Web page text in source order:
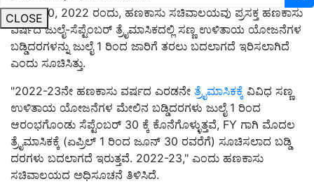
CLOSE
ಜೂನ್ 30, 2022 ರಂದು, ಹಣಕಾಸು ಸಚಿವಾಲಯವು ಪ್ರಸಕ್ತ ಹಣಕಾಸು
ವರ್ಷದ ಜುಲೈ-ಸೆಪ್ಟೆಂಬರ್ ತ್ರೈಮಾಸಿಕದಲ್ಲಿ ಸಣ್ಣ ಉಳಿತಾಯ ಯೋಜನೆಗಳ
ಬಡ್ಡಿದರಗಳನ್ನು ಜುಲೈ 1 ರಿಂದ ಜಾರಿಗೆ ತರಲು ಬದಲಾಗದೆ ಇರಿಸಲಾಗಿದೆ
ಎಂದು ಸೂಚಿಸಿತ್ತು.
"2022-23ನೇ ಹಣಕಾಸು ವರ್ಷದ ಎರಡನೇ ತ್ರೈಮಾಸಿಕಕ್ಕೆ ವಿವಿಧ ಸಣ್ಣ
ಉಳಿತಾಯ ಯೋಜನೆಗಳ ಮೇಲಿನ ಬಡ್ಡಿದರಗಳು ಜುಲೈ 1 ರಿಂದ
ಆರಂಭಗೊಂಡು ಸೆಪ್ಟೆಂಬರ್ 30 ಕ್ಕೆ ಕೊನೆಗೊಳ್ಳುತ್ತವೆ, FY ಗಾಗಿ ಮೊದಲ
ತ್ರೈಮಾಸಿಕಕ್ಕೆ (ಏಪ್ರಿಲ್ 1 ರಿಂದ ಜೂನ್ 30 ರವರೆಗೆ) ಸೂಚಿಸಲಾದ ಬಡ್ಡಿ
ದರಗಳು ಬದಲಾಗದೆ ಇರುತ್ತವೆ. 2022-23," ಎಂದು ಹಣಕಾಸು
ಸಚಿವಾಲಯದ ಅಧಿಸೂಚನೆ ತಿಳಿಸಿದೆ.